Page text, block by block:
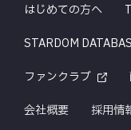
はじめての方へ
STARDOM
ファンクラブ
会社概要
採用情